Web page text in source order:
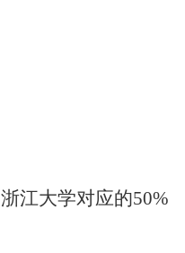
浙江大学对应的50%